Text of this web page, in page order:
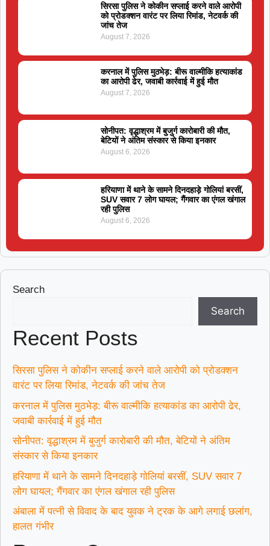
सिरसा पुलिस ने कोकीन सप्लाई करने वाले आरोपी
को प्रोडक्शन वारंट पर लिया रिमांड, नेटवर्क की
जांच तेज
August 7, 2026
करनाल में पुलिस मुठभेड़: बीरू वाल्मीकि हत्याकांड
का आरोपी ढेर, जवाबी कार्रवाई में हुई मौत
August 7, 2026
सोनीपत: वृद्धाश्रम में बुजुर्ग कारोबारी की मौत,
बेटियों ने अंतिम संस्कार से किया इनकार
August 6, 2026
हरियाणा में थाने के सामने दिनदहाड़े गोलियां बरसीं,
SUV सवार 7 लोग घायल; गैंगवार का एंगल खंगाल
रही पुलिस
August 6, 2026
Search
Search
Recent Posts
सिरसा पुलिस ने कोकीन सप्लाई करने वाले आरोपी को प्रोडक्शन
वारंट पर लिया रिमांड, नेटवर्क की जांच तेज
करनाल में पुलिस मुठभेड़: बीरू वाल्मीकि हत्याकांड का आरोपी ढेर,
जवाबी कार्रवाई में हुई मौत
सोनीपत: वृद्धाश्रम में बुजुर्ग कारोबारी की मौत, बेटियों ने अंतिम
संस्कार से किया इनकार
हरियाणा में थाने के सामने दिनदहाड़े गोलियां बरसीं, SUV सवार 7
लोग घायल; गैंगवार का एंगल खंगाल रही पुलिस
अंबाला में पत्नी से विवाद के बाद युवक ने ट्रक के आगे लगाई छलांग,
हालत गंभीर